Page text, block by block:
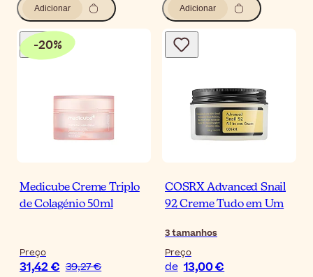
Adicionar Adicionar
-20%
Medicube Creme Triplo
de Colagénio 50ml
Preço
31,42 € 39,27 €
COSRX Advanced Snail
92 Creme Tudo em Um
3tamanhos
Preço
de 13,00 €